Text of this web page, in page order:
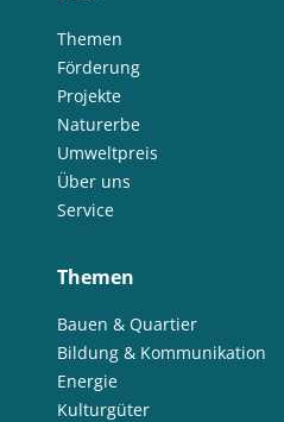
Themen
Förderung
Projekte
Naturerbe
Umweltpreis
Über uns
Service
Themen
Bauen & Quartier
Bildung & Kommunikation
Energie
Kulturgüter